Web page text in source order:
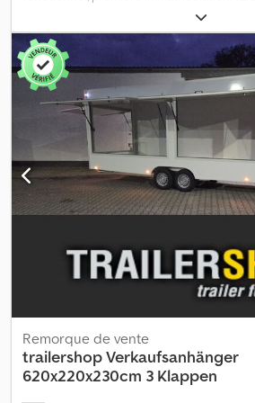
, classe d'émission:
construction:2014, puissance:340 kW
ABS, airbag, béquet, climatisation,
Bras amovible PRIS-MAG 30 TON 4
6 440 ch (340 kW) Cylindrée 12 902 cc
Ralentisseur Empattement 4 600 mm
véhicule 8 900 mm PTAC 32 000 kg
Charge utile 18 600 kg Climatisation
relevable ABS Cabine courte Vitres et
Kilométrage 420 000 km
Remorque de vente
trailershopVerkaufsanhänger
620x220x230cm 3 Klappen